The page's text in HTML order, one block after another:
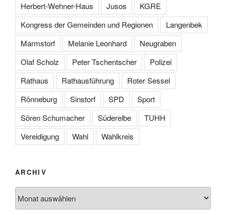
Herbert-Wehner-Haus
Jusos
KGRE
Kongress der Gemeinden und Regionen
Langenbek
Marmstorf
Melanie Leonhard
Neugraben
Olaf Scholz
Peter Tschentscher
Polizei
Rathaus
Rathausführung
Roter Sessel
Rönneburg
Sinstorf SPD
Sport
Sören Schumacher
Süderelbe
TUHH
Vereidigung
Wahl Wahlkreis
ARCHIV